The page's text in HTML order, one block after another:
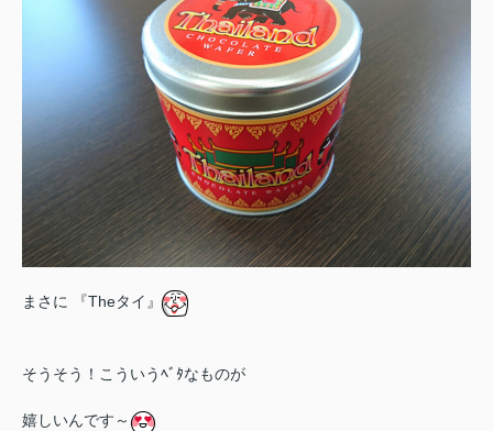
まさに 『Theタイ』
そうそう！こういうﾍﾞﾀなものが
嬉しいんです～